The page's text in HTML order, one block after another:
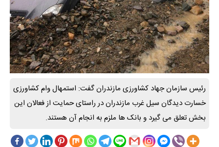
رئیس سازمان جهاد کشاورزی مازندران گفت: استمهال وام کشاورزی
خسارت دیدگان سیل غرب مازندران در راستای حمایت از فعالان این
بخش تعلق می گیرد و بانک ها ملزم به انجام آن هستند.